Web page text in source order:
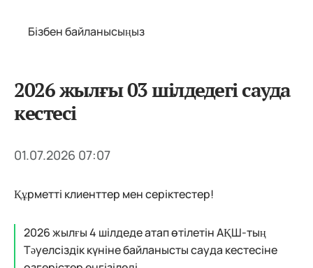
Бізбен байланысыңыз
2026 жылғы 03 шілдедегі сауда
кестесі
01.07.2026 07:07
Құрметті клиенттер мен серіктестер!
2026 жылғы 4 шілдеде атап өтілетін АҚШ-тың
Тәуелсіздік күніне байланысты сауда кестесіне